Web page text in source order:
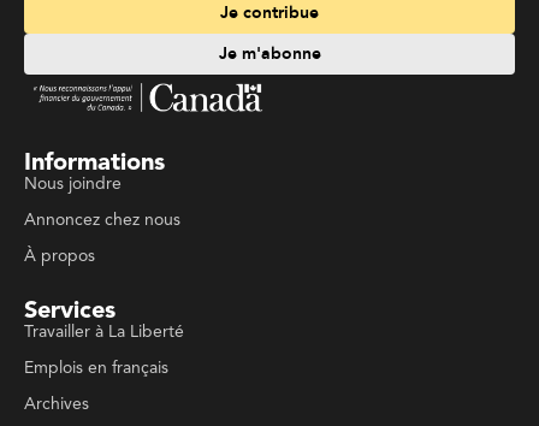
Je contribue
Je m'abonne
Informations
Nous joindre
Annoncez chez nous
À propos
Services
Travailler à La Liberté
Emplois en français
Archives